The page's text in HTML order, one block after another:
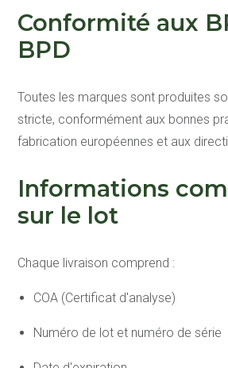
Conformité aux
BPD
Toutes les marques sont produites
stricte, conformément aux bonnes
fabrication européennes et aux
Informations
sur le lot
Chaque livraison comprend :
COA (Certificat d'analyse)
Numéro de lot et numéro de série